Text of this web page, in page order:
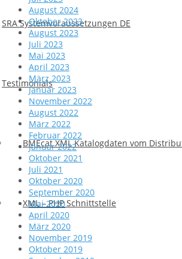
SRA Systemvoraussetzungen DE
Testimonials
BMEcat XML Katalogdaten vom
XML – PHP Schnittstelle
August 2024
Oktober 2023
August 2023
Juli 2023
Mai 2023
April 2023
März 2023
Januar 2023
November 2022
August 2022
März 2022
Februar 2022
Januar 2022
Oktober 2021
Juli 2021
Oktober 2020
September 2020
Mai 2020
April 2020
März 2020
November 2019
Oktober 2019